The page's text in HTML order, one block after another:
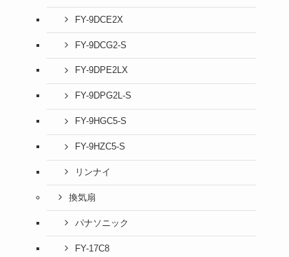
FY-9DCE2X
FY-9DCG2-S
FY-9DPE2LX
FY-9DPG2L-S
FY-9HGC5-S
FY-9HZC5-S
リンナイ
換気扇
パナソニック
FY-17C8